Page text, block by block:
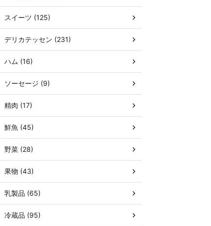
スイーツ (125)
デリカテッセン (231)
ハム (16)
ソーセージ (9)
精肉 (17)
鮮魚 (45)
野菜 (28)
果物 (43)
乳製品 (65)
冷蔵品 (95)